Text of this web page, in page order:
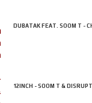
DUBATAK FEAT. SOOM T -
12INCH - SOOM T &